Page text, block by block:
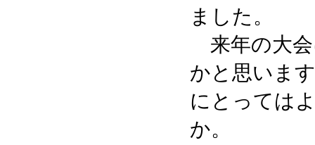
ました。
来年の大会
かと思いま
にとっては
か。